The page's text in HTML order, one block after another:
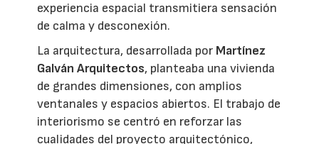
experiencia espacial transmitiera sensación
de calma y desconexión.
La arquitectura, desarrollada por Martínez
Galván Arquitectos, planteaba una vivienda
de grandes dimensiones, con amplios
ventanales y espacios abiertos. El trabajo de
interiorismo se centró en reforzar las
cualidades del proyecto arquitectónico,